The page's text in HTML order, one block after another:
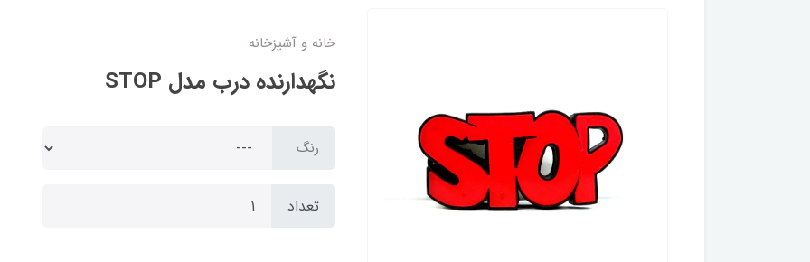
خانه و آشپزخانه
نگهدارنده درب مدل STOP
رنگ
تعداد